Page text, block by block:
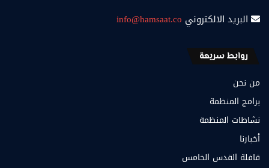
البريد الالكتروني info@hamsaat.co
روابط سريعة
من نحن
برامج المنظمة
نشاطات المنظمة
أخبارنا
قافلة القدس الخامس